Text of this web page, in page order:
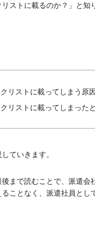
リストに載るのか？」と知
リストに載ってしまう原
リストに載ってしまった
ていきます。
後まで読むことで、派遣会
ことなく、派遣社員とし